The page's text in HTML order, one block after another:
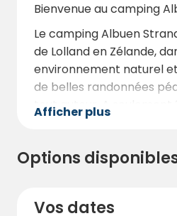
Bienvenue au camping
Le camping Albuen
de Lolland en Zélande,
environnement naturel
de belles randonnées
tout autour. A seulement
camping, vous trouverez
pêche et de superbes
enfants et une autre un
Afficher plus
Options
Vos dates